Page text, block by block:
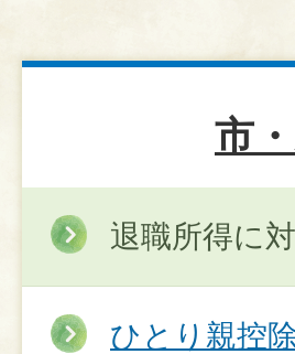
市
退職所得に
ひとり親控